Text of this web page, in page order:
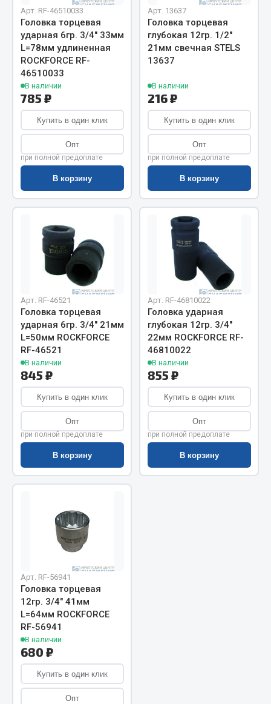
Цепи подъёмные
Весь раздел
РТИ
Кольца уплотнительные
Лента конвейерная
Манжеты
Паронит
Прокладки
Рукава высокого давления
Показать ещё
Весь раздел
Автомобильная электрика
Автолампы
Блоки реле и предохранителей
Вилки нагрузочные
Выключатели и переключатели клавишные
Выключатели кнопочные
Выключатель массы
Изолента
Весь раздел
Амортизаторы для полуприцепов
Весь раздел
Запчасти КамАЗ
Двигатель
Система питания
Арт. RF-46510033
Головка торцевая
ударная 6гр. 3/4" 33мм
L=78мм удлиненная
ROCKFORCE RF-
46510033
В наличии
785 ₽
Купить в один клик
Опт
при полной предоплате
В корзину
Арт. 13637
Головка торцевая
глубокая 12гр. 1/2"
21мм свечная STELS
13637
В наличии
216 ₽
Купить в один клик
Опт
при полной предоплате
В корзину
Арт. RF-46521
Головка торцевая
ударная 6гр. 3/4" 21мм
L=50мм ROCKFORCE
RF-46521
В наличии
845 ₽
Купить в один клик
Опт
при полной предоплате
В корзину
Арт. RF-46810022
Головка ударная
глубокая 12гр. 3/4"
22мм ROCKFORCE RF-
46810022
В наличии
855 ₽
Купить в один клик
Опт
при полной предоплате
В корзину
Арт. RF-56941
Головка торцевая
12гр. 3/4" 41мм
L=64мм ROCKFORCE
RF-56941
В наличии
680 ₽
Купить в один клик
Опт